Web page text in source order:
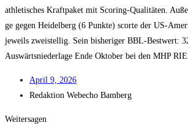
ath­le­ti­sches Kraft­pa­ket mit Scoring-Qua­li­tä­ten.
ge gegen Hei­del­berg (6 Punk­te) scor­te der US-
jeweils zwei­stel­lig. Sein bis­he­ri­ger BBL-Best­wert:
Auswärtsniederlage Ende Okto­ber bei den MHP
April 9, 2026
Redak­ti­on Web­echo Bamberg
Weitersagen